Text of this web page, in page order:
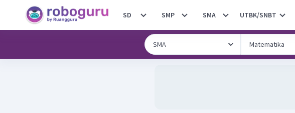
SD SMP SMA UTBK/SNBT